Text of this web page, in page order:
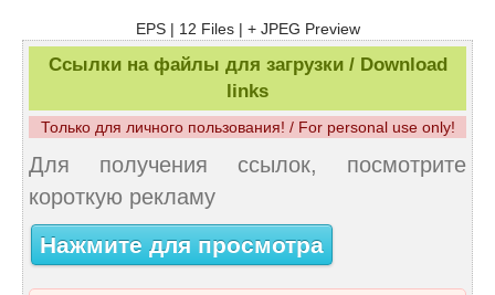
EPS | 12 Files | + JPEG Preview
Ссылки на файлы для загрузки / Download
links
Только для личного пользования! / For personal use only!
Для получения ссылок, посмотрите
короткую рекламу
Нажмите для просмотра